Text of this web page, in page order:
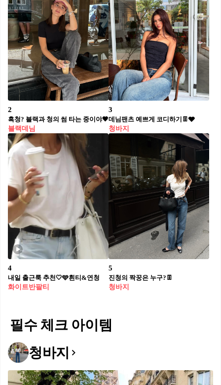
2
흑청? 블랙과 청의 썸 타는 중이야🖤
블랙데님
3
데님팬츠 예쁘게 코디하기👖🩶
청바지
4
내일 출근룩 추천🤍🩵흰티&연청
화이트반팔티
5
진청의 짝꿍은 누구?👖
청바지
필수 체크 아이템
청바지